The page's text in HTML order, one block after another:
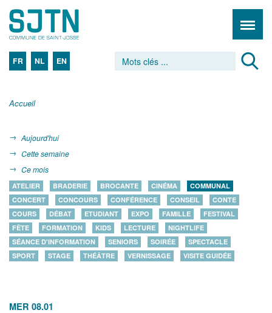
FR NL EN
Accueil
Aujourd'hui
Cette semaine
Ce mois
ATELIER BRADERIE BROCANTE CINÉMA
COMMUNAL
CONCERT
CONCOURS CONFÉRENCE CONSEIL
CONTE
COURS
DÉBAT ETUDIANT EXPO FAMILLE
FESTIVAL
FÊTE
FORMATION KIDS LECTURE
NIGHTLIFE
SÉANCE D'INFORMATION
SENIORS SOIRÉE
SPECTACLE
SPORT
STAGE THÉÂTRE VERNISSAGE VISITE GUIDÉE
MER 08.01